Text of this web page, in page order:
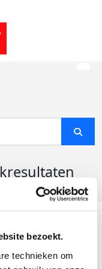
bezoekt.
technieken om